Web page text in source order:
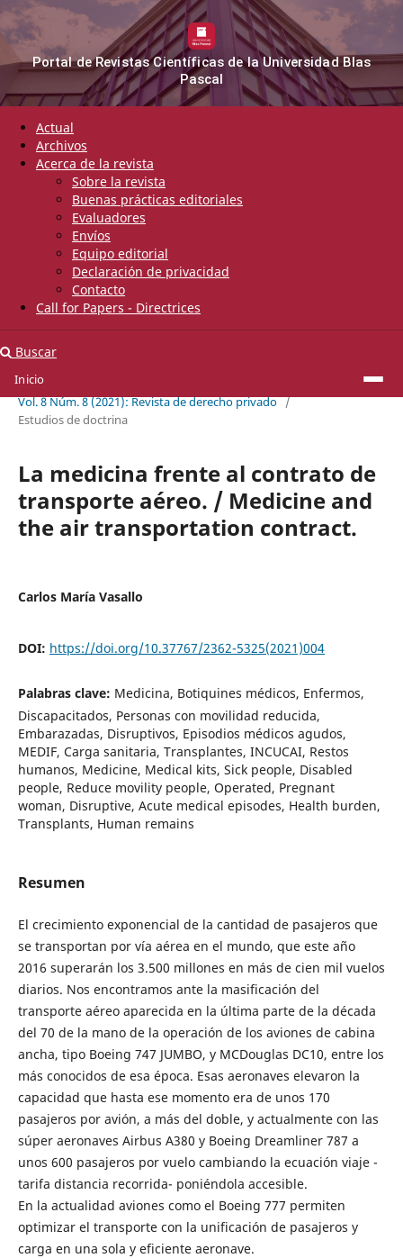
Inicio
Portal de Revistas Científicas de la Universidad Blas
Pascal
Actual
Archivos
Acerca de la revista
Sobre la revista
Buenas prácticas editoriales
Evaluadores
Envíos
Equipo editorial
Declaración de privacidad
Contacto
Call for Papers - Directrices
Buscar
Inicio
Vol. 8 Núm. 8 (2021): Revista de derecho privado /
Estudios de doctrina
La medicina frente al contrato de
transporte aéreo. / Medicine and
the air transportation contract.
Carlos María Vasallo
DOI: https://doi.org/10.37767/2362-5325(2021)004
Palabras clave: Medicina, Botiquines médicos, Enfermos,
Discapacitados, Personas con movilidad reducida,
Embarazadas, Disruptivos, Episodios médicos agudos,
MEDIF, Carga sanitaria, Transplantes, INCUCAI, Restos
humanos, Medicine, Medical kits, Sick people, Disabled
people, Reduce movility people, Operated, Pregnant
woman, Disruptive, Acute medical episodes, Health burden,
Transplants, Human remains
Resumen
El crecimiento exponencial de la cantidad de pasajeros que
se transportan por vía aérea en el mundo, que este año
2016 superarán los 3.500 millones en más de cien mil vuelos
diarios. Nos encontramos ante la masificación del
transporte aéreo aparecida en la última parte de la década
del 70 de la mano de la operación de los aviones de cabina
ancha, tipo Boeing 747 JUMBO, y MCDouglas DC10, entre los
más conocidos de esa época. Esas aeronaves elevaron la
capacidad que hasta ese momento era de unos 170
pasajeros por avión, a más del doble, y actualmente con las
súper aeronaves Airbus A380 y Boeing Dreamliner 787 a
unos 600 pasajeros por vuelo cambiando la ecuación viaje -
tarifa distancia recorrida- poniéndola accesible.
En la actualidad aviones como el Boeing 777 permiten
optimizar el transporte con la unificación de pasajeros y
carga en una sola y eficiente aeronave.